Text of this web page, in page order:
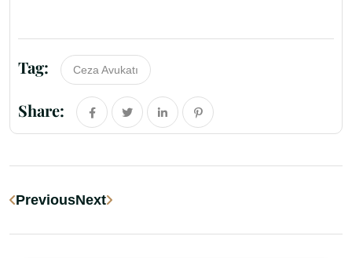
Tag: Ceza Avukatı
Share:
PreviousNext